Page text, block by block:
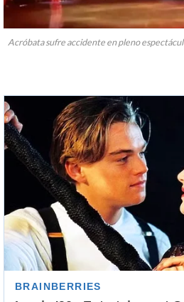
Acróbata sufre accidente en pleno